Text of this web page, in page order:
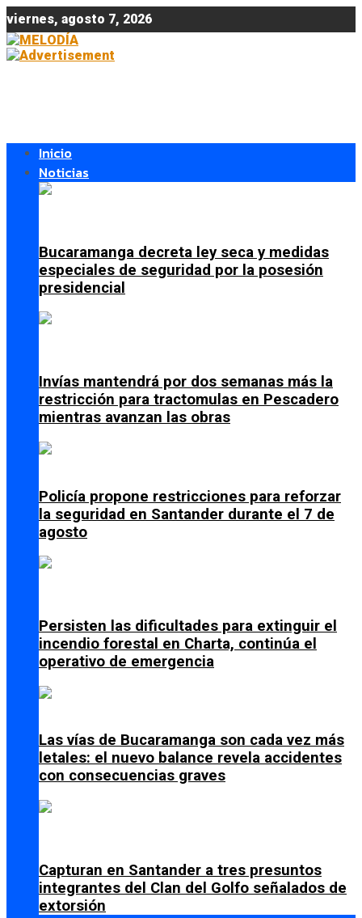
viernes, agosto 7, 2026
Inicio
Noticias
Bucaramanga decreta ley seca y medidas
especiales de seguridad por la posesión
presidencial
Invías mantendrá por dos semanas más la
restricción para tractomulas en Pescadero
mientras avanzan las obras
Policía propone restricciones para reforzar
la seguridad en Santander durante el 7 de
agosto
Persisten las dificultades para extinguir el
incendio forestal en Charta, continúa el
operativo de emergencia
Las vías de Bucaramanga son cada vez más
letales: el nuevo balance revela accidentes
con consecuencias graves
Capturan en Santander a tres presuntos
integrantes del Clan del Golfo señalados de
extorsión